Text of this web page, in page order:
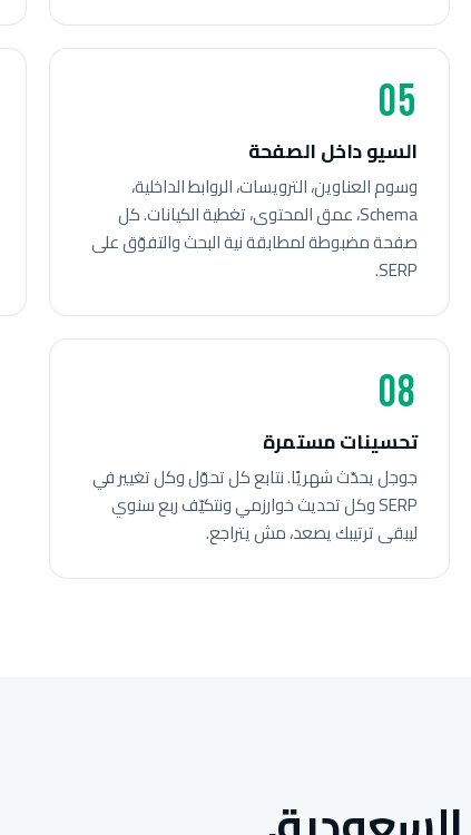
05
السيو داخل الصفحة
وسوم العناوين، الترويسات، الروابط الداخلية،
Schema، عمق المحتوى، تغطية الكيانات. كل
صفحة مضبوطة لمطابقة نية البحث والتفوّق على
SERP.
08
تحسينات مستمرة
جوجل يحدّث شهريًا. نتابع كل تحوّل وكل تغيير في
SERP وكل تحديث خوارزمي ونتكيّف ربع سنوي
ليبقى ترتيبك يصعد، مش يتراجع.